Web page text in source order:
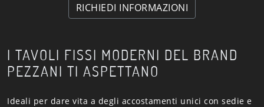
RICHIEDI INFORMAZIONI
I TAVOLI FISSI MODERNI DEL BRAND
PEZZANI TI ASPETTANO
Ideali per dare vita a degli accostamenti unici con sedie e